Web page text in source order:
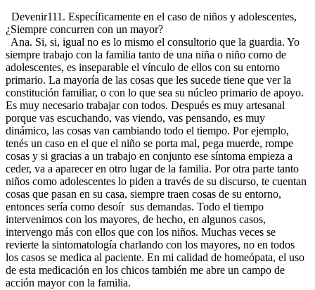
Devenir111. Específicamente en el caso de niños y adolescentes,
¿Siempre concurren con un mayor?
Ana. Si, si, igual no es lo mismo el consultorio que la guardia. Yo
siempre trabajo con la familia tanto de una niña o niño como de
adolescentes, es inseparable el vínculo de ellos con su entorno
primario. La mayoría de las cosas que les sucede tiene que ver la
constitución familiar, o con lo que sea su núcleo primario de apoyo.
Es muy necesario trabajar con todos. Después es muy artesanal
porque vas escuchando, vas viendo, vas pensando, es muy
dinámico, las cosas van cambiando todo el tiempo. Por ejemplo,
tenés un caso en el que el niño se porta mal, pega muerde, rompe
cosas y si gracias a un trabajo en conjunto ese síntoma empieza a
ceder, va a aparecer en otro lugar de la familia. Por otra parte tanto
niños como adolescentes lo piden a través de su discurso, te cuentan
cosas que pasan en su casa, siempre traen cosas de su entorno,
entonces sería como desoír sus demandas. Todo el tiempo
intervenimos con los mayores, de hecho, en algunos casos,
intervengo más con ellos que con los niños. Muchas veces se
revierte la sintomatología charlando con los mayores, no en todos
los casos se medica al paciente. En mi calidad de homeópata, el uso
de esta medicación en los chicos también me abre un campo de
acción mayor con la familia.